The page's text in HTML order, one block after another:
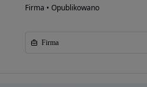
Firma • Opublikowano
Firma